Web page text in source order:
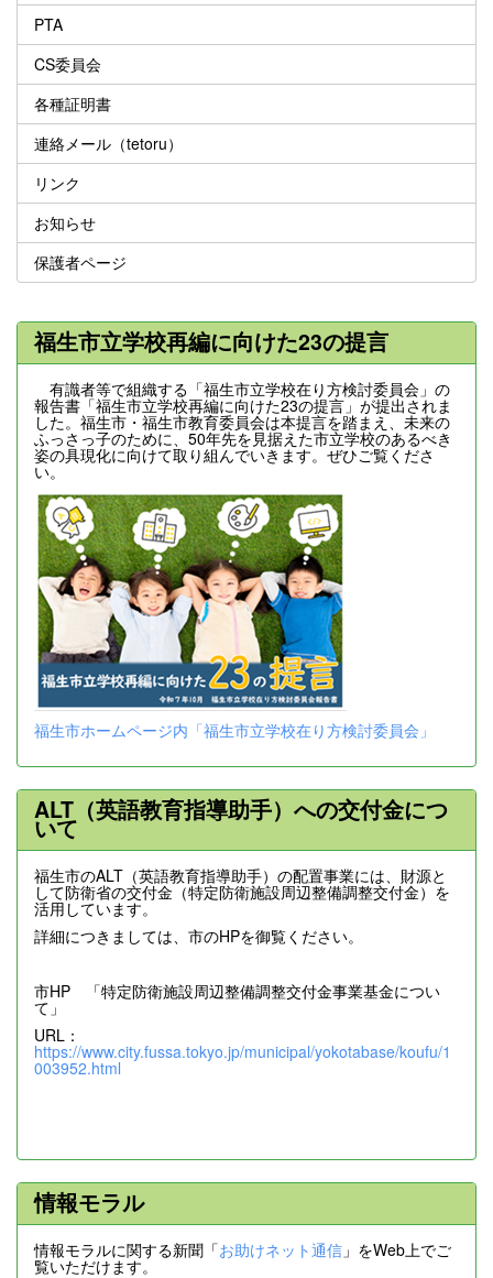
PTA
CS委員会
各種証明書
連絡メール（tetoru）
リンク
お知らせ
保護者ページ
福生市立学校再編に向けた23の提言
有識者等で組織する「福生市立学校在り方検討委員会」の
報告書「福生市立学校再編に向けた23の提言」が提出されま
した。福生市・福生市教育委員会は本提言を踏まえ、未来の
ふっさっ子のために、50年先を見据えた市立学校のあるべき
姿の具現化に向けて取り組んでいきます。ぜひご覧くださ
い。
福生市ホームページ内「福生市立学校在り方検討委員会」
ALT（英語教育指導助手）への交付金につ
いて
福生市のALT（英語教育指導助手）の配置事業には、財源と
して防衛省の交付金（特定防衛施設周辺整備調整交付金）を
活用しています。
詳細につきましては、市のHPを御覧ください。
市HP 「特定防衛施設周辺整備調整交付金事業基金につい
て」
URL：
https://www.city.fussa.tokyo.jp/municipal/yokotabase/koufu/1
003952.html
情報モラル
情報モラルに関する新聞「お助けネット通信 」をWeb上でご
覧いただけます。